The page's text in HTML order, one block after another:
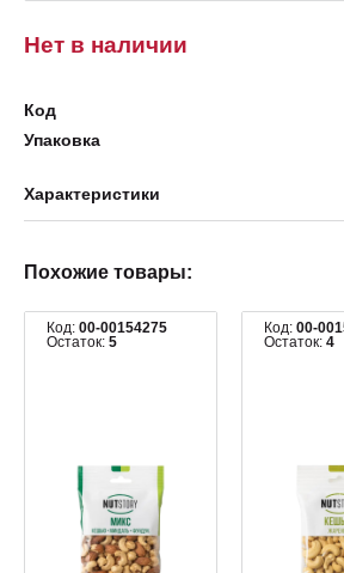
Нет в наличии
Код
Упаковка
Характеристики
Похожие товары:
Код: 00-00154275
Остаток: 5
Код: 00-
Остаток: 4